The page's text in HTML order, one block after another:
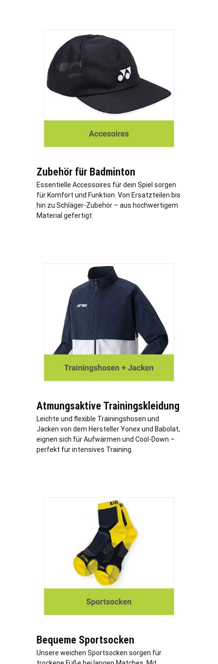
Zubehör für Badminton
Essentielle Accessoires für dein Spiel sorgen
für Komfort und Funktion. Von Ersatzteilen bis
hin zu Schläger-Zubehör – aus hochwertigem
Material gefertigt.
Atmungsaktive Trainingskleidung
Leichte und flexible Trainingshosen und
Jacken von dem Hersteller Yonex und Babolat,
eignen sich für Aufwärmen und Cool-Down –
perfekt für intensives Training.
Bequeme Sportsocken
Unsere weichen Sportsocken sorgen für